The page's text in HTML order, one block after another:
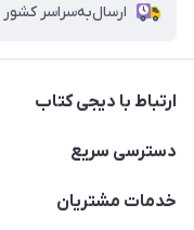
ارسال‌به‌سراسر کشور
ارتباط با دیجی کتاب
021-66483376
دسترسی سریع
کتاب (دسته‌بندی)
خدمات مشتریان